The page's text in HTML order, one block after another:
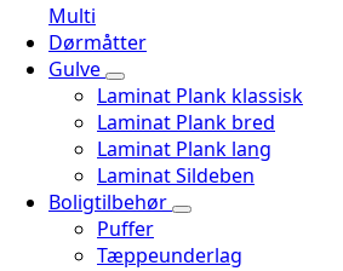
Multi
Dørmåtter
Gulve
Laminat Plank klassisk
Laminat Plank bred
Laminat Plank lang
Laminat Sildeben
Boligtilbehør
Puffer
Tæppeunderlag